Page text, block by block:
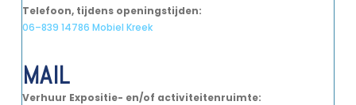
Telefoon, tijdens openingstijden:
06–839 14786 Mobiel Kreek
MAIL
Verhuur Expositie- en/of activiteitenruimte: